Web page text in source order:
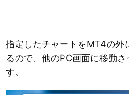
指定したチャートをMT4の外
るので、他のPC画面に移動さ
す。